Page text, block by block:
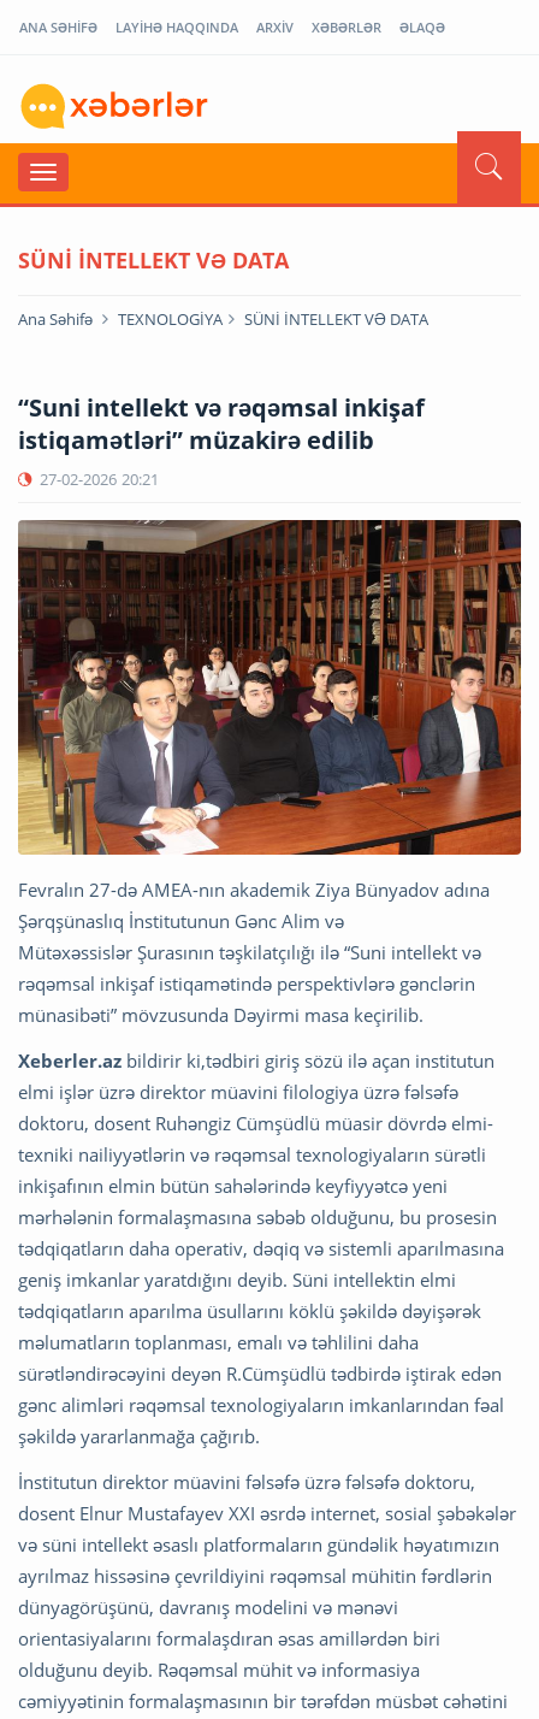
ANA SƏHİFƏ LAYİHƏ HAQQINDA ARXİV XƏBƏRLƏR ƏLAQƏ
SÜNİ İNTELLEKT VƏ DATA
Ana Səhifə TEXNOLOGİYA SÜNİ İNTELLEKT VƏ DATA
“Suni intellekt və rəqəmsal inkişaf
istiqamətləri” müzakirə edilib
27-02-2026 20:21
Fevralın 27-də AMEA-nın akademik Ziya Bünyadov adına
Şərqşünaslıq İnstitutunun Gənc Alim və
Mütəxəssislər Şurasının təşkilatçılığı ilə “Suni intellekt və
rəqəmsal inkişaf istiqamətində perspektivlərə gənclərin
münasibəti” mövzusunda Dəyirmi masa keçirilib.
Xeberler.az bildirir ki,tədbiri giriş sözü ilə açan institutun
elmi işlər üzrə direktor müavini filologiya üzrə fəlsəfə
doktoru, dosent Ruhəngiz Cümşüdlü müasir dövrdə elmi-
texniki nailiyyətlərin və rəqəmsal texnologiyaların sürətli
inkişafının elmin bütün sahələrində keyfiyyətcə yeni
mərhələnin formalaşmasına səbəb olduğunu, bu prosesin
tədqiqatların daha operativ, dəqiq və sistemli aparılmasına
geniş imkanlar yaratdığını deyib. Süni intellektin elmi
tədqiqatların aparılma üsullarını köklü şəkildə dəyişərək
məlumatların toplanması, emalı və təhlilini daha
sürətləndirəcəyini deyən R.Cümşüdlü tədbirdə iştirak edən
gənc alimləri rəqəmsal texnologiyaların imkanlarından fəal
şəkildə yararlanmağa çağırıb.
İnstitutun direktor müavini fəlsəfə üzrə fəlsəfə doktoru,
dosent Elnur Mustafayev XXI əsrdə internet, sosial şəbəkələr
və süni intellekt əsaslı platformaların gündəlik həyatımızın
ayrılmaz hissəsinə çevrildiyini rəqəmsal mühitin fərdlərin
dünyagörüşünü, davranış modelini və mənəvi
orientasiyalarını formalaşdıran əsas amillərdən biri
olduğunu deyib. Rəqəmsal mühit və informasiya
cəmiyyətinin formalaşmasının bir tərəfdən müsbət cəhətini